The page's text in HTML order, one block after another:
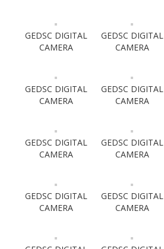
GEDSC DIGITAL
CAMERA
GEDSC DIGITAL
CAMERA
GEDSC DIGITAL
CAMERA
GEDSC DIGITAL
CAMERA
GEDSC DIGITAL
CAMERA
GEDSC DIGITAL
CAMERA
GEDSC DIGITAL
CAMERA
GEDSC DIGITAL
CAMERA